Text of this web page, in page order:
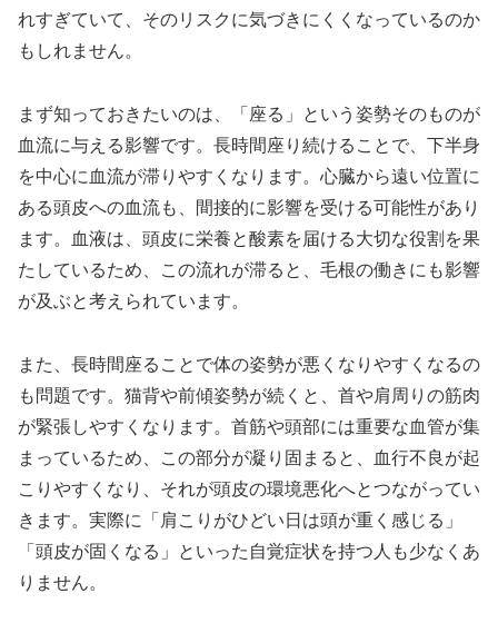
れすぎていて、そのリスクに気づきにくくなっているのか
もしれません。
まず知っておきたいのは、「座る」という姿勢そのものが
血流に与える影響です。長時間座り続けることで、下半身
を中心に血流が滞りやすくなります。心臓から遠い位置に
ある頭皮への血流も、間接的に影響を受ける可能性があり
ます。血液は、頭皮に栄養と酸素を届ける大切な役割を果
たしているため、この流れが滞ると、毛根の働きにも影響
が及ぶと考えられています。
また、長時間座ることで体の姿勢が悪くなりやすくなるの
も問題です。猫背や前傾姿勢が続くと、首や肩周りの筋肉
が緊張しやすくなります。首筋や頭部には重要な血管が集
まっているため、この部分が凝り固まると、血行不良が起
こりやすくなり、それが頭皮の環境悪化へとつながってい
きます。実際に「肩こりがひどい日は頭が重く感じる」
「頭皮が固くなる」といった自覚症状を持つ人も少なくあ
りません。